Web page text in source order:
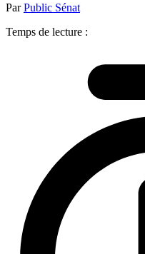
ParPublic Sénat
Temps de lecture :